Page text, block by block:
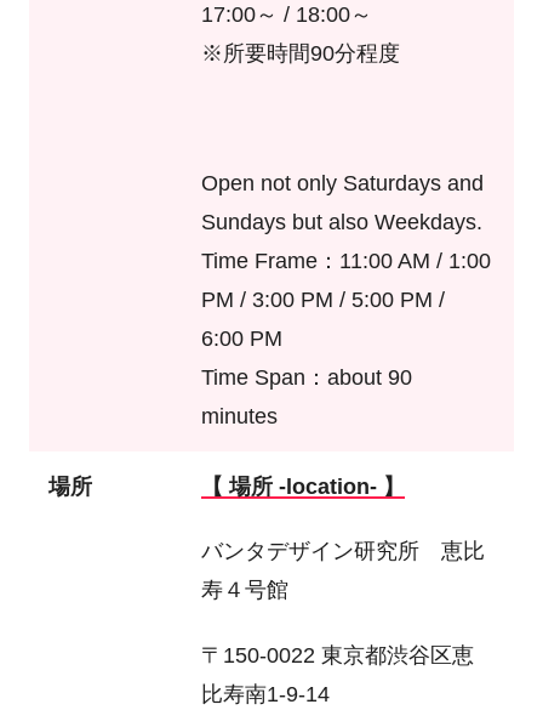
17:00～ / 18:00～
※所要時間90分程度
Open not only Saturdays and
Sundays but also Weekdays.
Time Frame：11:00 AM / 1:00
PM / 3:00 PM / 5:00 PM /
6:00 PM
Time Span：about 90
minutes
場所 【 場所 -location- 】
バンタデザイン研究所 恵比
寿４号館
〒150-0022 東京都渋谷区恵
比寿南1-9-14